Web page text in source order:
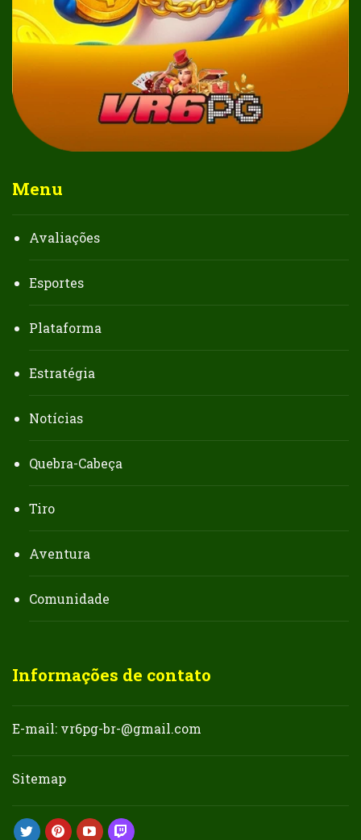
Menu
Avaliações
Esportes
Plataforma
Estratégia
Notícias
Quebra-Cabeça
Tiro
Aventura
Comunidade
Informações de contato
E-mail: vr6pg-br-@gmail.com
Sitemap